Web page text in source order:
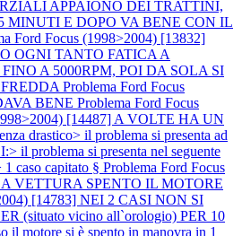
APPAIONO DEI TRATTINI,
MINUTI E DOPO VA BENE CON IL
Ford Focus (1998>2004) [13832]
OGNI TANTO FATICA A
A 5000RPM, POI DA SOLA SI
Problema Ford Focus
BENE Problema Ford Focus
[14487] A VOLTE HA UN
drastico> il problema si presenta ad
il problema si presenta nel seguente
caso capitato § Problema Ford Focus
VETTURA SPENTO IL MOTORE
[14783] NEI 2 CASI NON SI
(situato vicino all`orologio) PER 10
motore si è spento in manovra in 1